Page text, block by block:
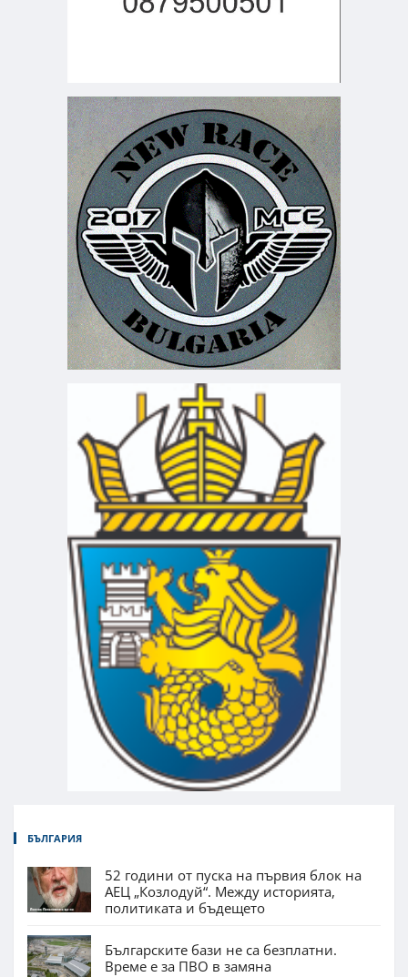
БЪЛГАРИЯ
52 години от пуска на първия блок на
АЕЦ „Козлодуй“. Между историята,
политиката и бъдещето
Българските бази не са безплатни.
Време е за ПВО в замяна